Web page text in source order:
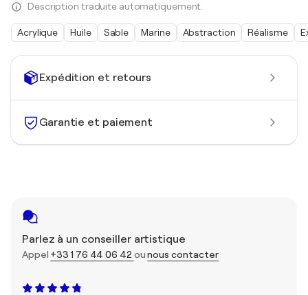
Expédition et retours
Garantie et paiement
Parlez à un conseiller artistique
Appel +33 1 76 44 06 42 ounous contacter
Description traduite automatiquement.
Acrylique Huile Sable Marine Abstraction Réalisme